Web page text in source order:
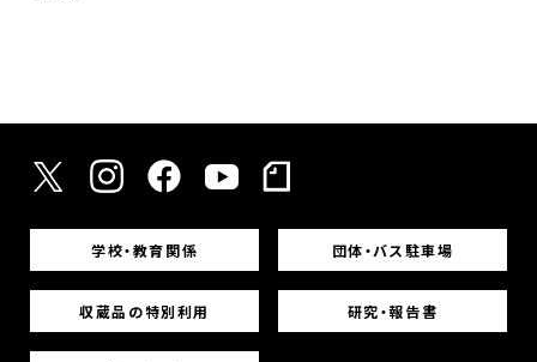
学校・教育関係 団体・バス駐車場
収蔵品の特別利用 研究・報告書